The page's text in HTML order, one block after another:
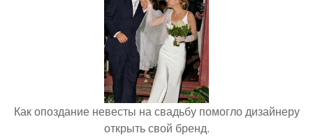
Как опоздание невесты на свадьбу помогло дизайнеру
открыть свой бренд.